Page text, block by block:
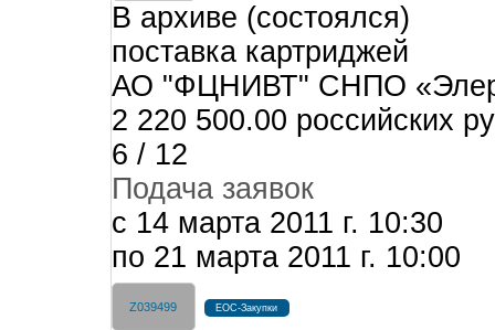
В архиве (состоялся)
поставка картриджей
АО "ФЦНИВТ" СНПО
2 220 500.00 российских
6 / 12
Подача заявок
c 14 марта 2011 г. 10:30
по 21 марта 2011 г. 10:00
Z039499 ЕОС-Закупки